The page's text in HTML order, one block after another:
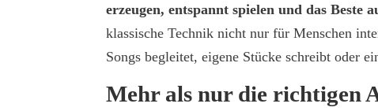
erzeugen, entspannt spielen und das Beste
klassische Technik nicht nur für Menschen
Songs begleitet, eigene Stücke schreibt oder
Mehr als nur die richtigen